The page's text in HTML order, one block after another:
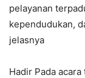
pelayanan
kependudukan,
jelasnya
Hadir Pada